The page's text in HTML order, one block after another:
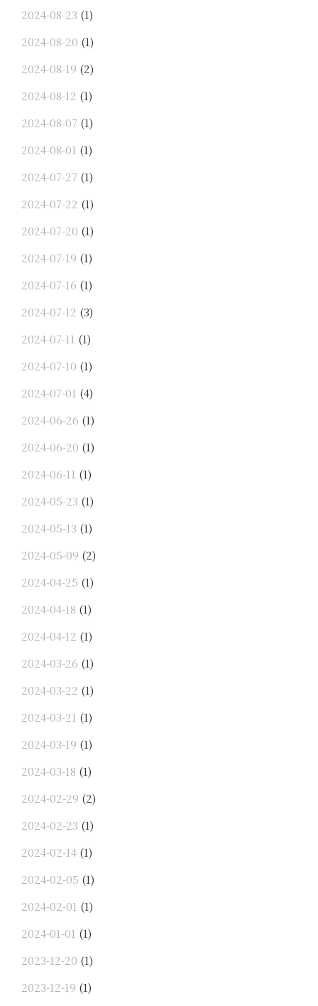
2024-08-23 (1)
2024-08-20 (1)
2024-08-19 (2)
2024-08-12 (1)
2024-08-07 (1)
2024-08-01 (1)
2024-07-27 (1)
2024-07-22 (1)
2024-07-20 (1)
2024-07-19 (1)
2024-07-16 (1)
2024-07-12 (3)
2024-07-11 (1)
2024-07-10 (1)
2024-07-01 (4)
2024-06-26 (1)
2024-06-20 (1)
2024-06-11 (1)
2024-05-23 (1)
2024-05-13 (1)
2024-05-09 (2)
2024-04-25 (1)
2024-04-18 (1)
2024-04-12 (1)
2024-03-26 (1)
2024-03-22 (1)
2024-03-21 (1)
2024-03-19 (1)
2024-03-18 (1)
2024-02-29 (2)
2024-02-23 (1)
2024-02-14 (1)
2024-02-05 (1)
2024-02-01 (1)
2024-01-01 (1)
2023-12-20 (1)
2023-12-19 (1)